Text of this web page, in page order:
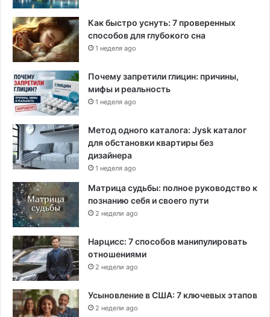
Как быстро уснуть: 7 проверенных
способов для глубокого сна
1 неделя ago
Почему запретили глицин: причины,
мифы и реальность
1 неделя ago
Метод одного каталога: Jysk каталог
для обстановки квартиры без
дизайнера
1 неделя ago
Матрица судьбы: полное руководство к
познанию себя и своего пути
2 недели ago
Нарцисс: 7 способов манипулировать
отношениями
2 недели ago
Усыновление в США: 7 ключевых этапов
2 недели ago